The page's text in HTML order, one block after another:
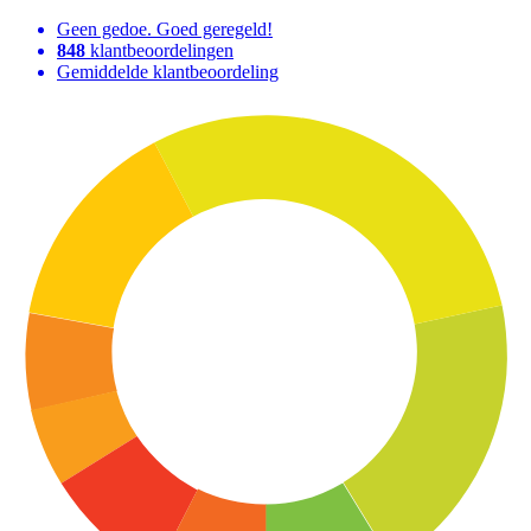
Geen gedoe. Goed geregeld!
848 klantbeoordelingen
Gemiddelde klantbeoordeling